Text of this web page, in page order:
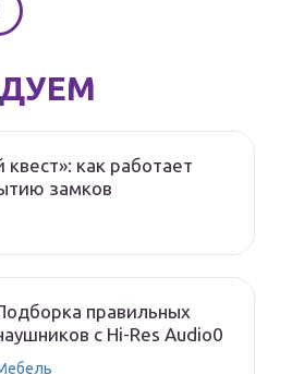
как работает
замков
правильных
с Hi-Res Audio0